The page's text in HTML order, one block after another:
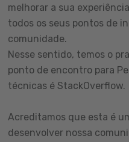
melhorar a sua
todos os seus pontos de
comunidade.
Nesse sentido, temos o
ponto de encontro para
técnicas é StackOverflow.
Acreditamos que esta é
desenvolver nossa